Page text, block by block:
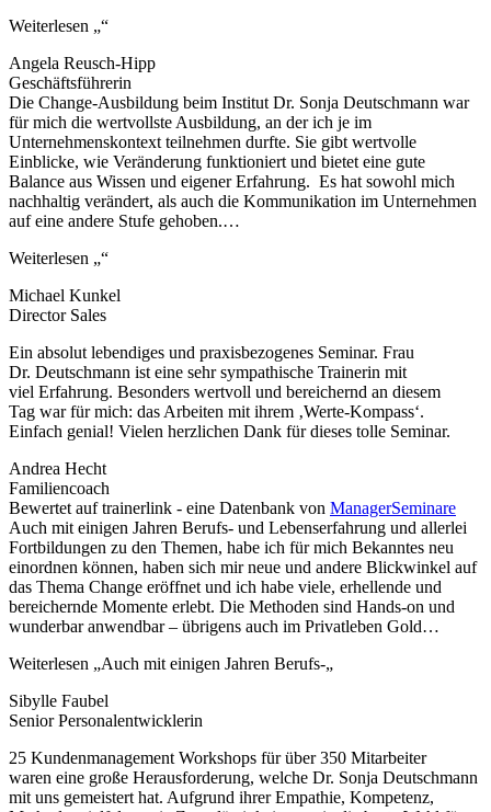
Weiterlesen „“
Angela Reusch-Hipp
Geschäftsführerin
Die Change-Ausbildung beim Institut Dr. Sonja Deutschmann war
für mich die wertvollste Ausbildung, an der ich je im
Unternehmenskontext teilnehmen durfte. Sie gibt wertvolle
Einblicke, wie Veränderung funktioniert und bietet eine gute
Balance aus Wissen und eigener Erfahrung. Es hat sowohl mich
nachhaltig verändert, als auch die Kommunikation im Unternehmen
auf eine andere Stufe gehoben.…
Weiterlesen „“
Michael Kunkel
Director Sales
Ein absolut lebendiges und praxisbezogenes Seminar. Frau
Dr. Deutschmann ist eine sehr sympathische Trainerin mit
viel Erfahrung. Besonders wertvoll und bereichernd an diesem
Tag war für mich: das Arbeiten mit ihrem ‚Werte-Kompass‘.
Einfach genial! Vielen herzlichen Dank für dieses tolle Seminar.
Andrea Hecht
Familiencoach
Bewertet auf trainerlink - eine Datenbank von ManagerSeminare
Auch mit einigen Jahren Berufs- und Lebenserfahrung und allerlei
Fortbildungen zu den Themen, habe ich für mich Bekanntes neu
einordnen können, haben sich mir neue und andere Blickwinkel auf
das Thema Change eröffnet und ich habe viele, erhellende und
bereichernde Momente erlebt. Die Methoden sind Hands-on und
wunderbar anwendbar – übrigens auch im Privatleben Gold…
Weiterlesen „Auch mit einigen Jahren Berufs-„
Sibylle Faubel
Senior Personalentwicklerin
25 Kundenmanagement Workshops für über 350 Mitarbeiter
waren eine große Herausforderung, welche Dr. Sonja Deutschmann
mit uns gemeistert hat. Aufgrund ihrer Empathie, Kompetenz,